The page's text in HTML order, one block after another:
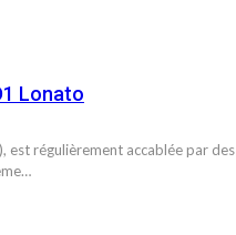
Lonato
est régulièrement accablée par des